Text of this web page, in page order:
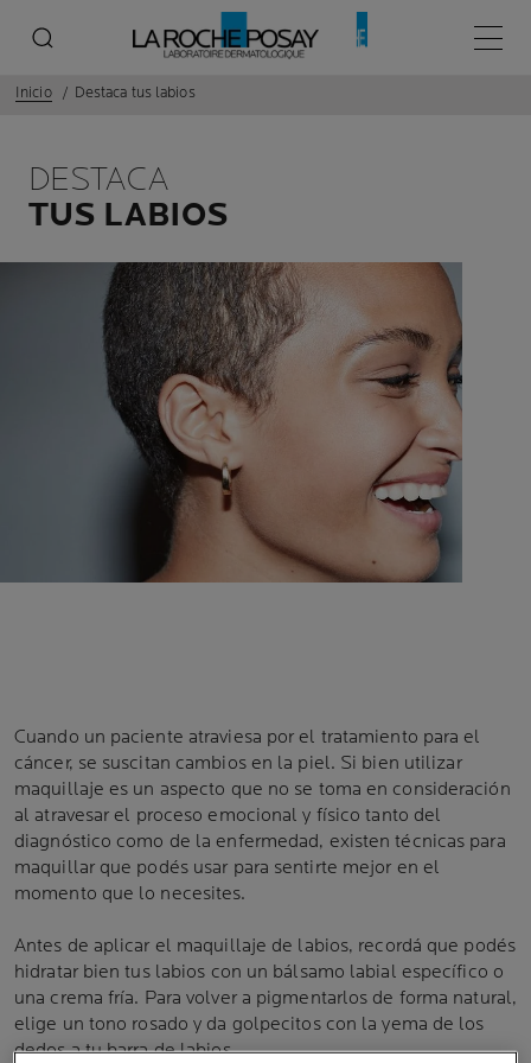
Menú
Inicio Destaca tus labios
DESTACA
TUS LABIOS
Cuando un paciente atraviesa por el tratamiento para el
cáncer, se suscitan cambios en la piel. Si bien utilizar
maquillaje es un aspecto que no se toma en consideración
al atravesar el proceso emocional y físico tanto del
diagnóstico como de la enfermedad, existen técnicas para
maquillar que podés usar para sentirte mejor en el
momento que lo necesites.
Antes de aplicar el maquillaje de labios, recordá que podés
hidratar bien tus labios con un bálsamo labial específico o
una crema fría. Para volver a pigmentarlos de forma natural,
elige un tono rosado y da golpecitos con la yema de los
dedos a tu barra de labios.